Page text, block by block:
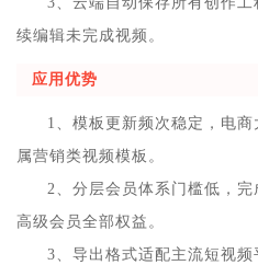
续编辑未完成视频。
应用优势
1、模板更新频次稳定，电
属营销类视频模板。
2、分层会员体系门槛低，
高级会员全部权益。
3、导出格式适配主流短视